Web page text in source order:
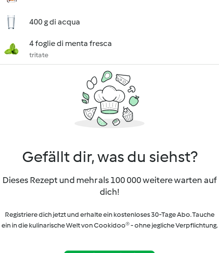
400 g di acqua
4 foglie di menta fresca
tritate
Gefällt dir, was du siehst?
Dieses Rezept und mehr als 100 000 weitere warten auf
dich!
Registriere dich jetzt und erhalte ein kostenloses 30-Tage Abo. Tauche
ein in die kulinarische Welt von Cookidoo® - ohne jegliche Verpflichtung.